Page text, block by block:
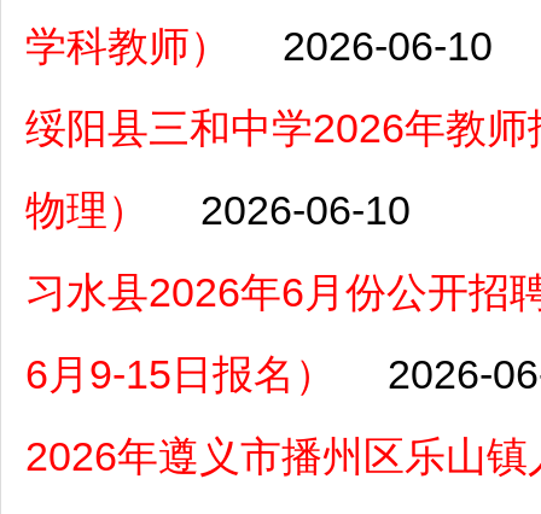
学科教师）
2026-06-10
绥阳县三和中学2026年教
物理）
2026-06-10
习水县2026年6月份公开招
6月9-15日报名）
2026-
2026年遵义市播州区乐山